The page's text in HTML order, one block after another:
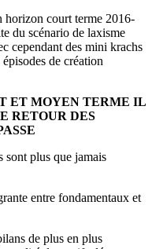
horizon court terme 2016-
du scénario de laxisme
cependant des mini krachs
de création
ET MOYEN TERME IL
RETOUR DES
sont plus que jamais
entre fondamentaux et
de plus en plus